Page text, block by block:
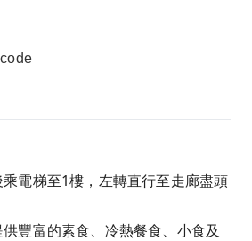
電梯至1樓，左轉直行至走廊盡頭
豐富的素食、冷熱餐食、小食及